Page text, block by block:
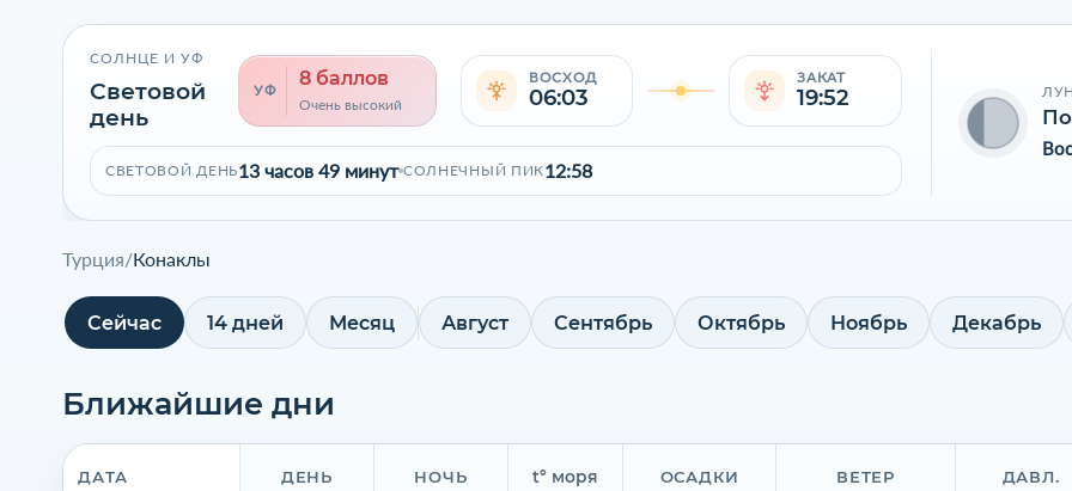
СОЛНЦЕ И УФ
Световой
день
УФ
8 баллов
Очень высокий
ВОСХОД
06:03
ЗАКАТ
19:52
СВЕТОВОЙ ДЕНЬ13 часов 49 минут СОЛНЕЧНЫЙ ПИК12:58
Турция/Конаклы
Сейчас 14 дней Месяц Август Сентябрь Октябрь Ноябрь Декабрь
Ближайшие дни
ДАТА ДЕНЬ НОЧЬ t° моря ОСАДКИ ВЕТЕР ДАВЛ.